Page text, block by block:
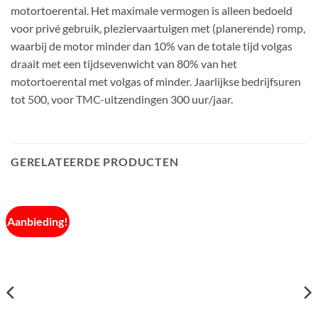
motortoerental. Het maximale vermogen is alleen bedoeld
voor privé gebruik, pleziervaartuigen met (planerende) romp,
waarbij de motor minder dan 10% van de totale tijd volgas
draait met een tijdsevenwicht van 80% van het
motortoerental met volgas of minder. Jaarlijkse bedrijfsuren
tot 500, voor TMC-uitzendingen 300 uur/jaar.
GERELATEERDE PRODUCTEN
Aanbieding!